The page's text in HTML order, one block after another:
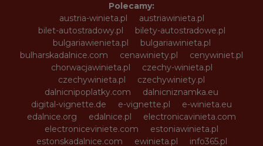
Polecamy:
austria-winieta.pl
austriawinieta.pl
bilet-autostradowy.pl
bilety-autostradowe.pl
bulgariawienieta.pl
bulgariawinieta.pl
bulharskadalnice.com
cenawiniety.pl
cenywiniet.pl
chorwacjawinieta.pl
czechy-winieta.pl
czechywinieta.pl
czechywiniety.pl
dalnicnipoplatky.com
dalnicniznamka.eu
digital-vignette.de
e-vignette.pl
e-winieta.eu
edalnice.org
edalnice.pl
electronicavinieta.com
electroniceviniete.com
estoniawinieta.pl
estonskadalnice.com
ewinieta.pl
info365.pl